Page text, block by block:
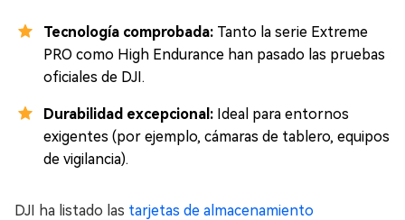
Tecnología comprobada: Tanto la serie Extreme
PRO como High Endurance han pasado las pruebas
oficiales de DJI.
Durabilidad excepcional: Ideal para entornos
exigentes (por ejemplo, cámaras de tablero, equipos
de vigilancia).
DJI ha listado las tarjetas de almacenamiento